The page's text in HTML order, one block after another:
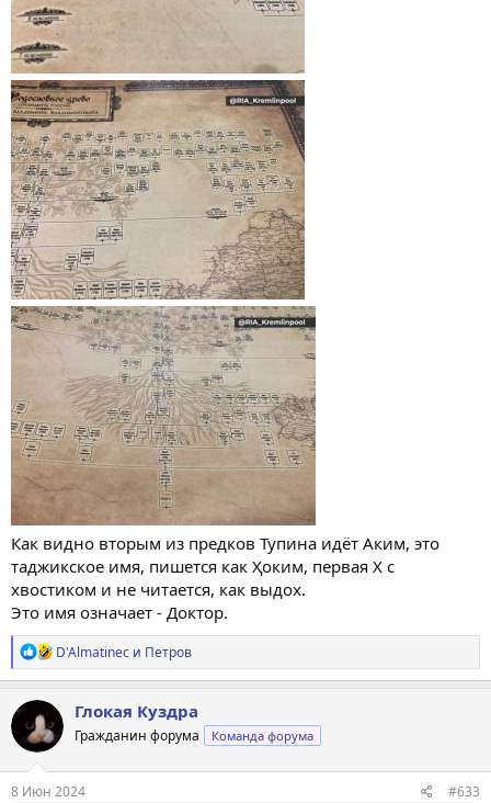
Как видно вторым из предков Тупина идёт Аким, это
таджикское имя, пишется как Ҳоким, первая Х с
хвостиком и не читается, как выдох.
Это имя означает - Доктор.
Р
е
а
к
ц
и
:
D'Almatinec и Петров
Глокая Куздра
Гражданин форума Команда форума
8 Июн 2024 #633